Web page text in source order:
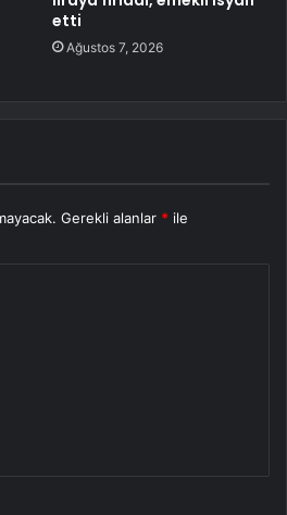
etti
Ağustos 7, 2026
Gerekli alanlar * ile